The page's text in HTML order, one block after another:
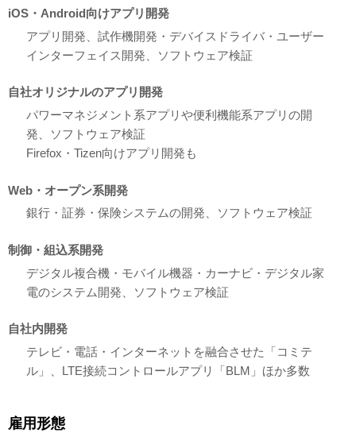
iOS・Android向けアプリ開発
アプリ開発、試作機開発・デバイスドライバ・ユーザー
インターフェイス開発、ソフトウェア検証
自社オリジナルのアプリ開発
パワーマネジメント系アプリや便利機能系アプリの開
発、ソフトウェア検証
Firefox・Tizen向けアプリ開発も
Web・オープン系開発
銀行・証券・保険システムの開発、ソフトウェア検証
制御・組込系開発
デジタル複合機・モバイル機器・カーナビ・デジタル家
電のシステム開発、ソフトウェア検証
自社内開発
テレビ・電話・インターネットを融合させた「コミテ
ル」、LTE接続コントロールアプリ「BLM」ほか多数
雇用形態